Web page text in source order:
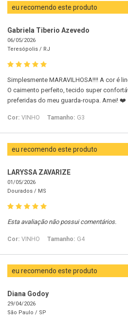
eu recomendo este produto
Gabriela Tiberio Azevedo
06/05/2026
Teresópolis / RJ
Simplesmente MARAVILHOSA!!!! A cor é
O caimento perfeito, tecido super
preferidas do meu guarda-roupa. Amei! ❤️
Cor: VINHO Tamanho: G3
eu recomendo este produto
LARYSSA ZAVARIZE
01/05/2026
Dourados / MS
Esta avaliação não possui comentários.
Cor: VINHO Tamanho: G4
eu recomendo este produto
Diana Godoy
29/04/2026
São Paulo / SP